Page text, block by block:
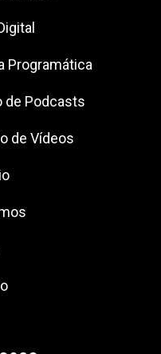
Programática
de Podcasts
de Vídeos